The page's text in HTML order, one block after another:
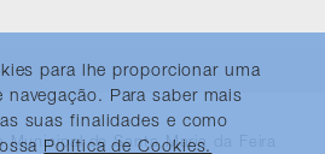
para lhe proporcionar uma
Para saber mais
suas finalidades e como
Política de Cookies.
de Santa Maria da Feira